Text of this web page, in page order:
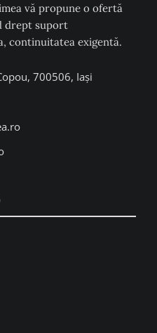
vă propune o ofertă
drept suport
continuitatea exigentă.
700506, Iași